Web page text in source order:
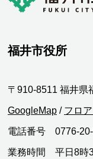
福井市役所
〒910-8511 福井県
GoogleMap / フロ
電話番号 0776-20-
業務時間 平日8時